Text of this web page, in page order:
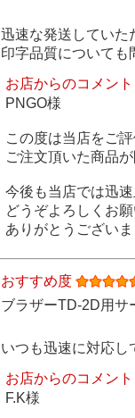
迅速な発送していた
印字品質についても
お店からのコメント
PNGO様
この度は当店をご
ご注文頂いた商品
今後も当店では迅
どうぞよろしくお
ありがとうござい
おすすめ度
ブラザーTD-2D用
いつも迅速に対応し
お店からのコメント
F.K様